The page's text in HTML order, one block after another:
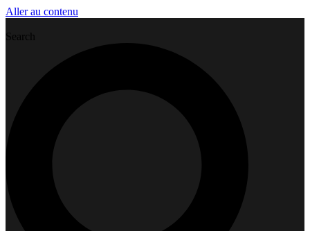
Aller au contenu
Search